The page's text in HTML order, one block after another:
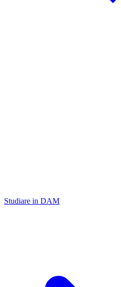
Studiare in DAM